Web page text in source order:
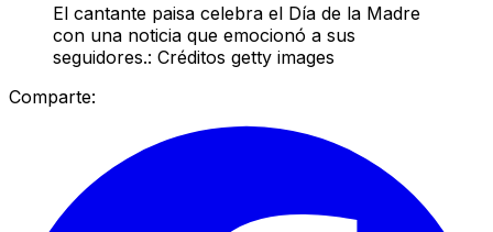
El cantante paisa celebra el Día de la Madre
con una noticia que emocionó a sus
seguidores.: Créditos getty images
Comparte: